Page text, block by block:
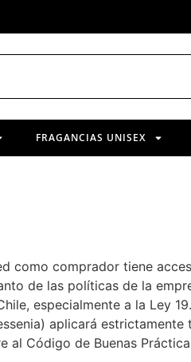
FRAGANCIAS UNISEX
como comprador tiene
de las políticas de la
especialmente a la Ley
aplicará
Código de Buenas